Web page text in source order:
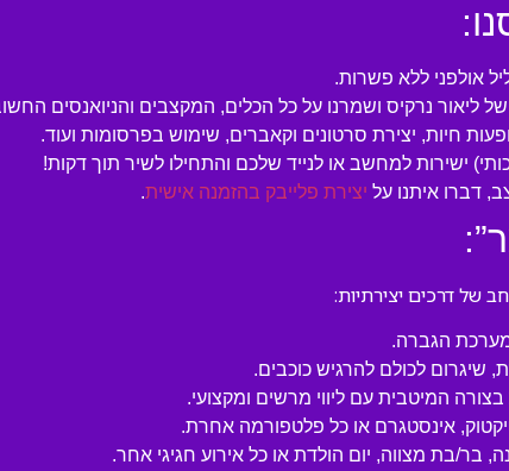
אולפני ללא פשרות.
של ליאור נרקיס ושמרנו על כל הכלים, המקצבים והניואנסים
חיות, יצירת סרטונים וקאברים, שימוש בפרסומות ועוד.
דברו איתנו על יצירת פלייבק בהזמנה אישית.
של דרכים יצירתיות:
מערכת הגברה.
שיגרום לכולם להרגיש כוכבים.
בצורה המיטבית עם ליווי מרשים ומקצועי.
אינסטגרם או כל פלטפורמה אחרת.
בר/בת מצווה, יום הולדת או כל אירוע חגיגי אחר.